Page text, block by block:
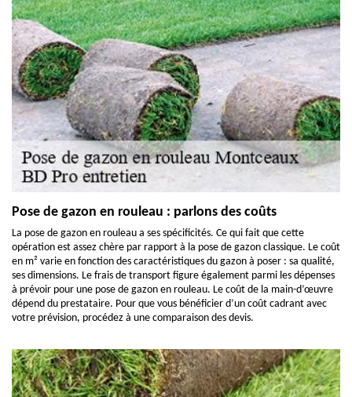
Pose de gazon en rouleau : parlons des coûts
La pose de gazon en rouleau a ses spécificités. Ce qui fait que cette
opération est assez chère par rapport à la pose de gazon classique. Le coût
en m² varie en fonction des caractéristiques du gazon à poser : sa qualité,
ses dimensions. Le frais de transport figure également parmi les dépenses
à prévoir pour une pose de gazon en rouleau. Le coût de la main-d’œuvre
dépend du prestataire. Pour que vous bénéficier d’un coût cadrant avec
votre prévision, procédez à une comparaison des devis.